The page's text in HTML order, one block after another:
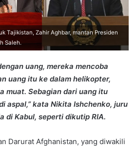
Tajikistan, Zahir Aghbar, mantan Presiden
Saleh.
uang, mereka mencoba
uang itu ke dalam helikopter,
muat. Sebagian dari uang itu
aspal,” kata Nikita Ishchenko, juru
di Kabul, seperti dikutip RIA.
Darurat Afghanistan, yang diwakili